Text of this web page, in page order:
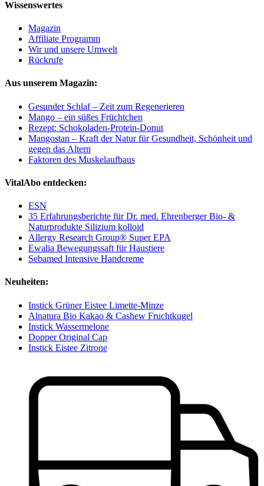
Wissenswertes
Magazin
Affiliate Programm
Wir und unsere Umwelt
Rückrufe
Aus unserem Magazin:
Gesunder Schlaf – Zeit zum Regenerieren
Mango – ein süßes Früchtchen
Rezept: Schokoladen-Protein-Donut
Mangostan – Kraft der Natur für Gesundheit, Schönheit und
gegen das Altern
Faktoren des Muskelaufbaus
VitalAbo entdecken:
ESN
35 Erfahrungsberichte für Dr. med. Ehrenberger Bio- &
Naturprodukte Silizium kolloid
Allergy Research Group® Super EPA
Ewalia Bewegungssaft für Haustiere
Sebamed Intensive Handcreme
Neuheiten:
Instick Grüner Eistee Limette-Minze
Alnatura Bio Kakao & Cashew Fruchtkugel
Instick Wassermelone
Dopper Original Cap
Instick Eistee Zitrone